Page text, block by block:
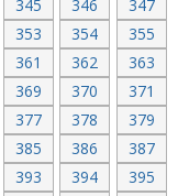
345 346
347
353 354
355
361 362
363
369 370
371
377 378
379
385 386
387
393 394
395